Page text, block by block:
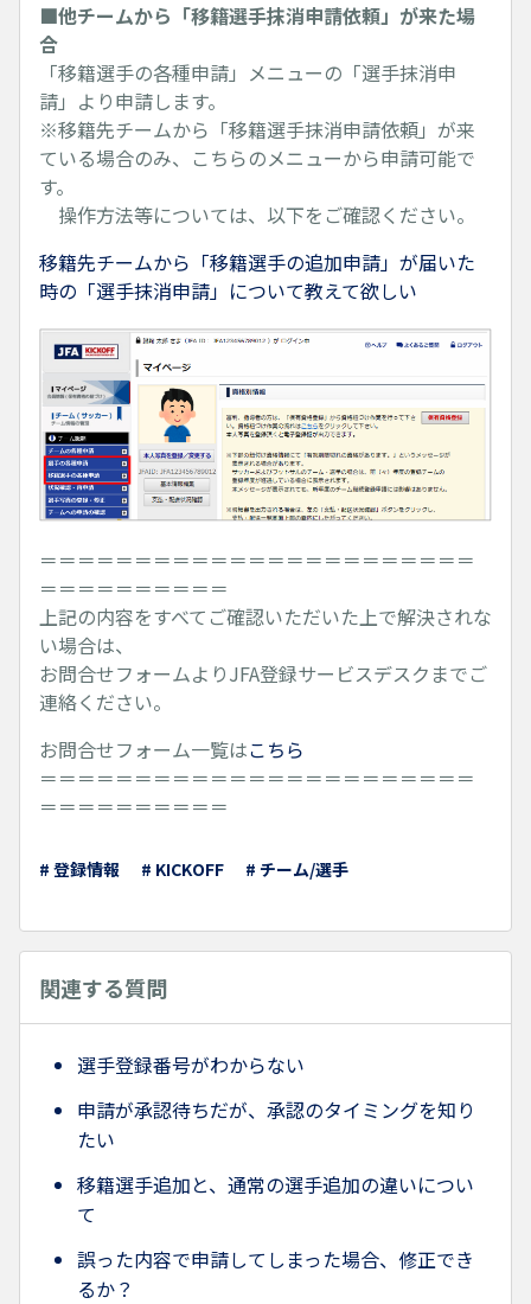
■他チームから「移籍選手抹消申請依頼」が来た場
合
「移籍選手の各種申請」メニューの「選手抹消申
請」より申請します。
※移籍先チームから「移籍選手抹消申請依頼」が来
ている場合のみ、こちらのメニューから申請可能で
す。
操作方法等については、以下をご確認ください。
移籍先チームから「移籍選手の追加申請」が届いた
時の「選手抹消申請」について教えて欲しい
＝＝＝＝＝＝＝＝＝＝＝＝＝＝＝＝＝＝＝＝＝＝＝
＝＝＝＝＝＝＝＝＝＝
上記の内容をすべてご確認いただいた上で解決されな
い場合は、
お問合せフォームよりJFA登録サービスデスクまでご
連絡ください。
お問合せフォーム一覧はこちら
＝＝＝＝＝＝＝＝＝＝＝＝＝＝＝＝＝＝＝＝＝＝＝
＝＝＝＝＝＝＝＝＝＝
# 登録情報 # KICKOFF # チーム/選手
関連する質問
選手登録番号がわからない
申請が承認待ちだが、承認のタイミングを知り
たい
移籍選手追加と、通常の選手追加の違いについ
て
誤った内容で申請してしまった場合、修正でき
るか？